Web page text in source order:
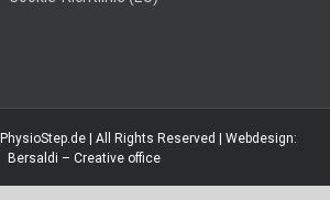
PhysioStep.de | All Rights Reserved | Webdesign:
Bersaldi – Creative office